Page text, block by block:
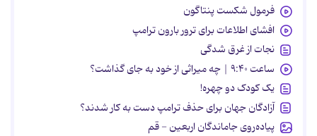
فرمول شکست پنتاگون
افشای اطلاعات برای ترور بارون ترامپ
نجات از غرق شدگی
ساعت ۹:۴۰ | چه میراثی از خود به جای گذاشت؟
یک کودک دو چهره!
آزادگان جهان برای حذف ترامپ دست به کار شدند؟
پیاده‌روی جاماندگان اربعین - قم